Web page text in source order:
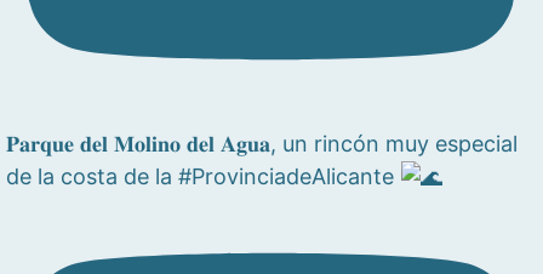
𝐏𝐚𝐫𝐪𝐮𝐞 𝐝𝐞𝐥 𝐌𝐨𝐥𝐢𝐧𝐨 𝐝𝐞𝐥 𝐀𝐠𝐮𝐚, un rincón muy especial
de la costa de la #ProvinciadeAlicante